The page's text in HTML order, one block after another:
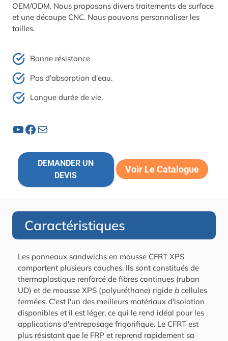
OEM/ODM. Nous proposons divers traitements de surface
et une découpe CNC. Nous pouvons personnaliser les
tailles.
Bonne résistance
Pas d'absorption d'eau.
Longue durée de vie.
YouTube Facebook Courrier
DEMANDER UN
DEVIS
Voir Le Catalogue
Caractéristiques
Les panneaux sandwichs en mousse CFRT XPS
comportent plusieurs couches. Ils sont constitués de
thermoplastique renforcé de fibres continues (ruban
UD) et de mousse XPS (polyuréthane) rigide à cellules
fermées. C'est l'un des meilleurs matériaux d'isolation
disponibles et il est léger, ce qui le rend idéal pour les
applications d'entreposage frigorifique. Le CFRT est
plus résistant que le FRP et reprend rapidement sa